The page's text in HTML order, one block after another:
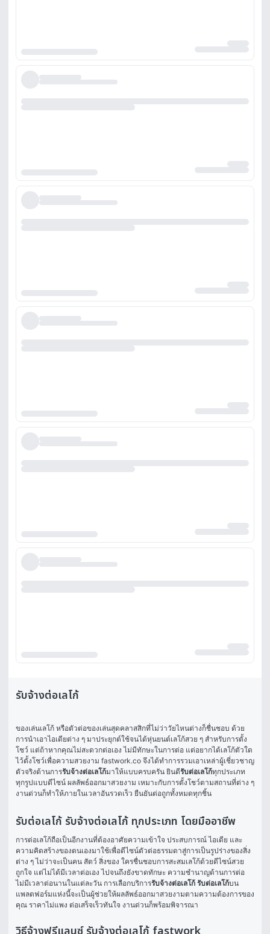
รับจ้างต่อเลโก้
ของเล่นเลโก้ หรือตัวต่อของเล่นสุดคลาสสิกที่ไม่ว่าวัยไหนต่างก็ชื่นชอบ ด้วย
การนำเอาไอเดียต่าง ๆ มาประยุกต์ใช้จนได้หุ่นยนต์เลโก้สวย ๆ สำหรับการตั้ง
โชว์ แต่ถ้าหากคุณไม่สะดวกต่อเอง ไม่มีทักษะในการต่อ แต่อยากได้เลโก้ตัวใด
ไว้ตั้งโชว์เพื่อความสวยงาม fastwork.co จึงได้ทำการรวมเอาเหล่าผู้เชี่ยวชาญ
ตัวจริงด้านการรับจ้างต่อเลโก้มาให้แบบครบครัน ยินดีรับต่อเลโก้ทุกประเภท
ทุกรูปแบบดีไซน์ ผลลัพธ์ออกมาสวยงาม เหมาะกับการตั้งโชว์ตามสถานที่ต่าง ๆ
งานด่วนก็ทำให้ภายในเวลาอันรวดเร็ว ยืนยันต่อถูกทั้งหมดทุกชิ้น
รับต่อเลโก้ รับจ้างต่อเลโก้ ทุกประเภท โดยมืออาชีพ
การต่อเลโก้ถือเป็นอีกงานที่ต้องอาศัยความเข้าใจ ประสบการณ์ ไอเดีย และ
ความคิดสร้างของตนเองมาใช้เพื่อดีไซน์ตัวต่อธรรมดาสู่การเป็นรูปร่างของสิ่ง
ต่าง ๆ ไม่ว่าจะเป็นคน สัตว์ สิ่งของ ใครชื่นชอบการสะสมเลโก้ด้วยดีไซน์สวย
ถูกใจ แต่ไม่ได้มีเวลาต่อเอง ไปจนถึงยังขาดทักษะ ความชำนาญด้านการต่อ
ไม่มีเวลาต่อนานในแต่ละวัน การเลือกบริการรับจ้างต่อเลโก้ รับต่อเลโก้บน
แพลตฟอร์มแห่งนี้จะเป็นผู้ช่วยให้ผลลัพธ์ออกมาสวยงามตามความต้องการของ
คุณ ราคาไม่แพง ต่อเสร็จเร็วทันใจ งานด่วนก็พร้อมพิจารณา